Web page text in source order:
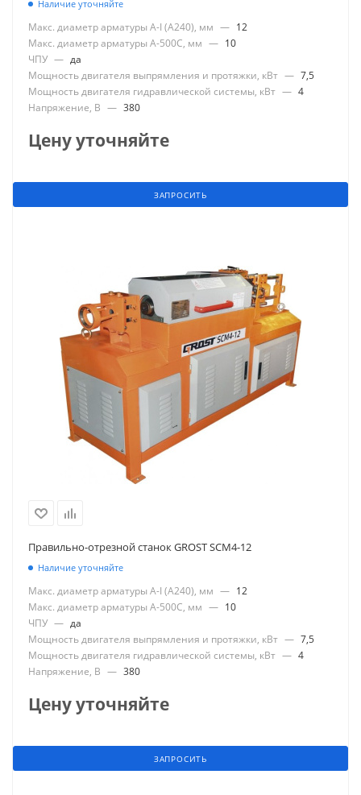
Наличие уточняйте
Макс. диаметр арматуры А-I (А240), мм — 12
Макс. диаметр арматуры А-500С, мм — 10
ЧПУ — да
Мощность двигателя выпрямления и протяжки, кВт — 7,5
Мощность двигателя гидравлической системы, кВт — 4
Напряжение, В — 380
Цену уточняйте
ЗАПРОСИТЬ
Правильно-отрезной станок GROST SCM4-12
Наличие уточняйте
Макс. диаметр арматуры А-I (А240), мм — 12
Макс. диаметр арматуры А-500С, мм — 10
ЧПУ — да
Мощность двигателя выпрямления и протяжки, кВт — 7,5
Мощность двигателя гидравлической системы, кВт — 4
Напряжение, В — 380
Цену уточняйте
ЗАПРОСИТЬ